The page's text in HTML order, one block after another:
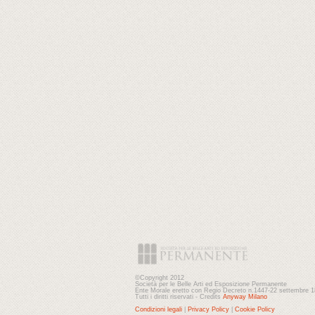
©Copyright 2012
Società per le Belle Arti ed Esposizione Permanente
Ente Morale eretto con Regio Decreto n.1447-22 settembre
Tutti i diritti riservati - Credits Anyway Milano
Condizioni legali
Privacy Policy Cookie Policy